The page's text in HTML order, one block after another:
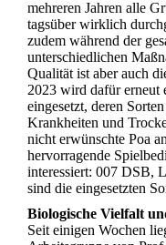
mehreren Jahren alle
tagsüber wirklich
zudem während der
unterschiedlichen
Qualität ist aber auch
2023 wird dafür erneut
eingesetzt, deren
Krankheiten und
nicht erwünschte Poa
hervorragende
interessiert: 007
sind die eingesetzten
Biologische Vielfalt
Seit einigen Wochen